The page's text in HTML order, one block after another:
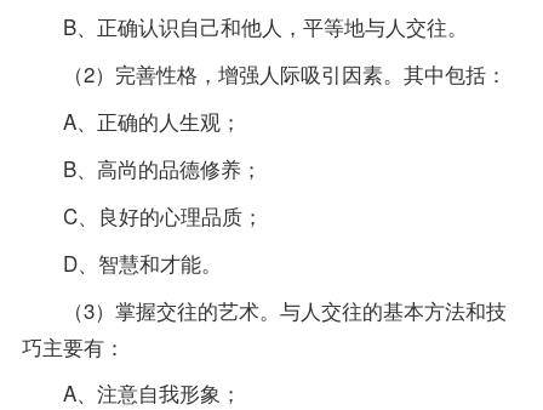
B、正确认识自己和他人，平等地与人交往。
（2）完善性格，增强人际吸引因素。其中包括：
A、正确的人生观；
B、高尚的品德修养；
C、良好的心理品质；
D、智慧和才能。
（3）掌握交往的艺术。与人交往的基本方法和技
巧主要有：
A、注意自我形象；